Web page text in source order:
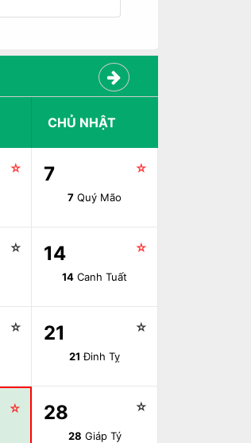
CHỦ NHẬT
☆ 7 ☆
7 Quý Mão
☆ 14 ☆
14 Canh Tuất
☆ 21 ☆
21 Đinh Tỵ
☆ 28 ☆
28 Giáp Tý